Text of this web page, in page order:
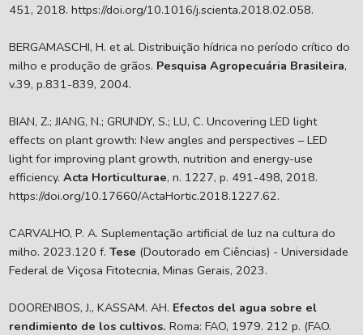
451, 2018. https://doi.org/10.1016/j.scienta.2018.02.058.
BERGAMASCHI, H. et al. Distribuição hídrica no período crítico do
milho e produção de grãos. Pesquisa Agropecuária Brasileira,
v.39, p.831-839, 2004.
BIAN, Z.; JIANG, N.; GRUNDY, S.; LU, C. Uncovering LED light
effects on plant growth: New angles and perspectives – LED
light for improving plant growth, nutrition and energy-use
efficiency.Acta Horticulturae, n. 1227, p. 491-498, 2018.
https://doi.org/10.17660/ActaHortic.2018.1227.62.
CARVALHO, P. A. Suplementação artificial de luz na cultura do
milho. 2023.120 f.Tese (Doutorado em Ciências) - Universidade
Federal de Viçosa Fitotecnia, Minas Gerais, 2023.
DOORENBOS, J., KASSAM. AH. Efectos del agua sobre el
rendimiento de los cultivos. Roma: FAO, 1979. 212 p. (FAO.